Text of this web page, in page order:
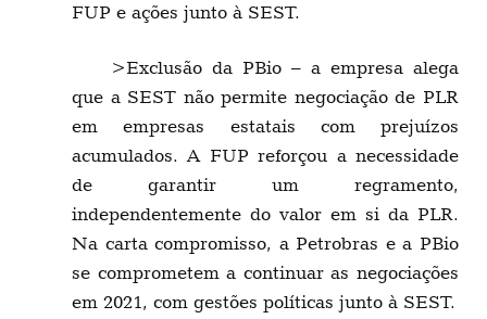
FUP e ações junto à SEST.
>Exclusão da PBio – a empresa alega
que a SEST não permite negociação de PLR
em empresas estatais com prejuízos
acumulados. A FUP reforçou a necessidade
de garantir um regramento,
independentemente do valor em si da PLR.
Na carta compromisso, a Petrobras e a PBio
se comprometem a continuar as negociações
em 2021, com gestões políticas junto à SEST.